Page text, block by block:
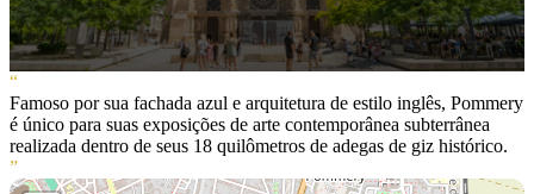
“
Famoso por sua fachada azul e arquitetura de estilo inglês, Pommery
é único para suas exposições de arte contemporânea subterrânea
realizada dentro de seus 18 quilômetros de adegas de giz histórico.
”